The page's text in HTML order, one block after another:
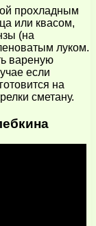
прохладным
или квасом,
(на
луком.
вареную
если
на
сметану.